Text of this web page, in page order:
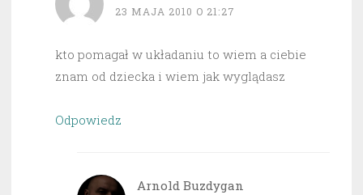
23 MAJA 2010 O 21:27
kto pomagał w układaniu to wiem a ciebie
znam od dziecka i wiem jak wyglądasz
Odpowiedz
Arnold Buzdygan